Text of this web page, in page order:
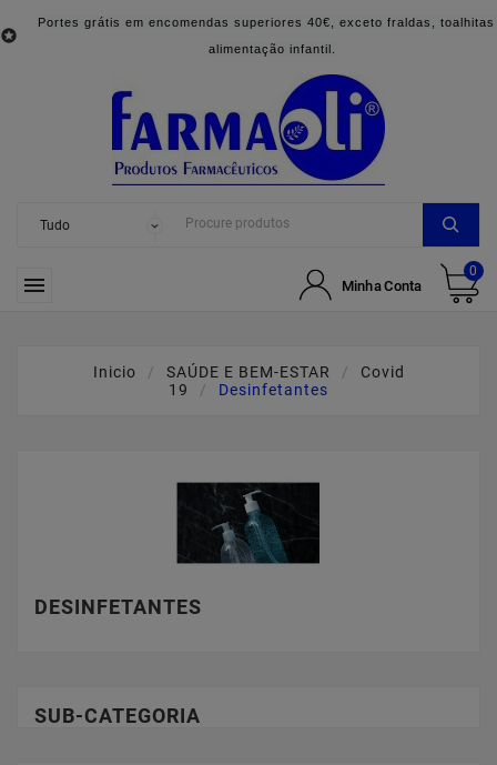

Portes grátis em encomendas superiores 40€, exceto fraldas, toalhitas
alimentação infantil.
 Minha Conta
0
Inicio SAÚDE E BEM-ESTAR
Covid
19
Desinfetantes
DESINFETANTES
SUB-CATEGORIA